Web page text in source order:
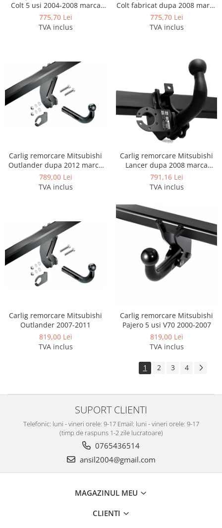
Genti voiaj
Grilaje portbagaj auto
Instalatii simple
Module cu interfata can-bus
Scuturi metalice
Scut motor Alfa Romeo
Scut motor Audi
Scut motor BYD
Scut motor Chevrolet
Scut motor Citroen
Scut motor Dacia
Scut motor Daewoo
Scut motor Daihatsu
Scut motor DFSK
Scut motor Dodge
Scut motor Fiat
Scut motor Ford
Scut motor Honda
Scut motor Kia
Scut motor Lada
Colt 5 usi 2004-2008 marca
Autohak
775,70 Lei
TVA inclus
Colt fabricat dupa 2008 marca
Autohak
775,70 Lei
TVA inclus
Carlig remorcare Mitsubishi
Outlander dupa 2012 marca
Imiola
789,00 Lei
TVA inclus
Carlig remorcare Mitsubishi
Lancer dupa 2008 marca
Autohak
791,16 Lei
TVA inclus
Carlig remorcare Mitsubishi
Outlander 2007-2011
819,00 Lei
TVA inclus
Carlig remorcare Mitsubishi
Pajero 5 usi V70 2000-2007
819,00 Lei
TVA inclus
1 2 3 4
SUPORT CLIENTI
Telefonic: luni - vineri orele: 9-17 Email: luni - vineri orele: 9-17
(timp de raspuns 1-2 zile lucratoare)
0765436514
ansil2004@gmail.com
MAGAZINUL MEU
CLIENTI